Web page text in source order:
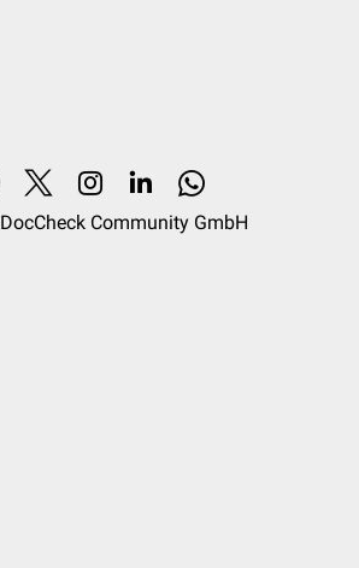
DocCheck Community GmbH